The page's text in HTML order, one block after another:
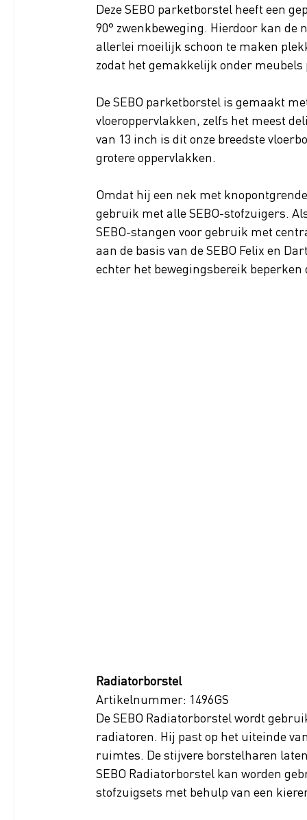
Deze SEBO parketborstel heeft een
90° zwenkbeweging. Hierdoor kan
allerlei moeilijk schoon te maken
zodat het gemakkelijk onder meubels
De SEBO parketborstel is gemaakt
vloeroppervlakken, zelfs het meest
van 13 inch is dit onze breedste
grotere oppervlakken.
Omdat hij een nek met
gebruik met alle SEBO-stofzuigers.
SEBO-stangen voor gebruik met
aan de basis van de SEBO Felix en
echter het bewegingsbereik
Radiatorborstel
Artikelnummer: 1496GS
De SEBO Radiatorborstel wordt
radiatoren. Hij past op het uiteinde
ruimtes. De stijvere borstelharen
SEBO Radiatorborstel kan worden
stofzuigsets met behulp van een